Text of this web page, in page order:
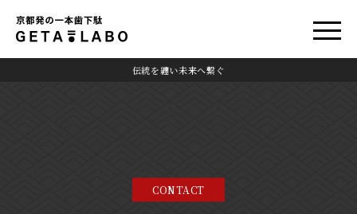
伝統を纏い未来へ繋ぐ
CONTACT